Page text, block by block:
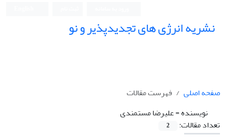
نشریه انرژی های تجدیدپذیر و نو
صفحه اصلی
فهرست مقالات
نویسنده =علیرضا مستمندی
تعداد مقالات:
2